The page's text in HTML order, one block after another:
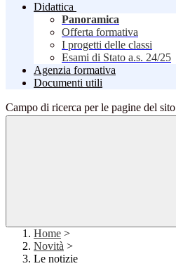
Didattica
Panoramica
Offerta formativa
I progetti delle classi
Esami di Stato a.s. 24/25
Agenzia formativa
Documenti utili
Campo di ricerca per le pagine del sito
Home >
Novità >
Le notizie